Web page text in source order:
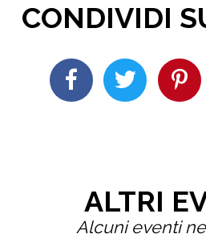
CONDIVIDI
ALTRI
Alcuni eventi